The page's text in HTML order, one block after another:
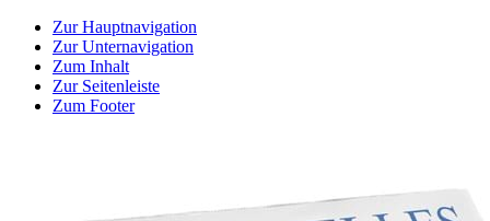
Zur Hauptnavigation
Zur Unternavigation
Zum Inhalt
Zur Seitenleiste
Zum Footer